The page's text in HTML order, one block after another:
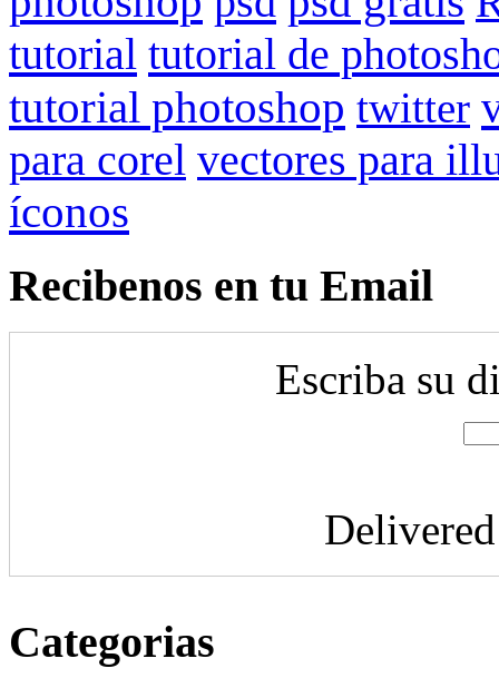
tutorial tutorial de
tutorial photoshop twitter
para corel vectores para
íconos
Recibenos en tu Email
Escriba su
Categorias